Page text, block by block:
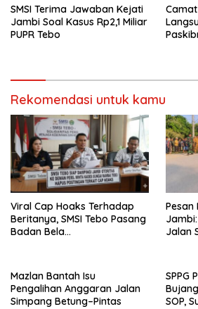
SMSI Terima Jawaban Kejati
Jambi Soal Kasus Rp2,1 Miliar
PUPR Tebo
Rekomendasi untuk kamu
Viral Cap Hoaks Terhadap
Beritanya, SMSI Tebo Pasang
Badan Bela
Pasal 27A UU ITE
Pesan
Jalan
Mazlan Bantah Isu
Pengalihan Anggaran Jalan
Simpang Betung–Pintas
SPPG
SOP,